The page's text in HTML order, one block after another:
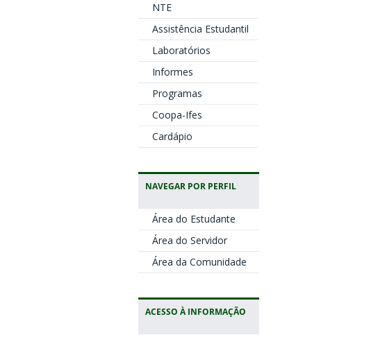
NTE
Assistência Estudantil
Laboratórios
Informes
Programas
Coopa-Ifes
Cardápio
NAVEGAR POR PERFIL
Área do Estudante
Área do Servidor
Área da Comunidade
ACESSO À INFORMAÇÃO